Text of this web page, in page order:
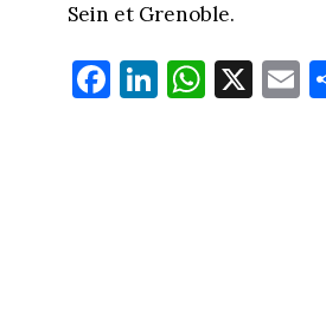
Sein et Grenoble.
Fa
ce
Li
nk
W
ha
X E
m